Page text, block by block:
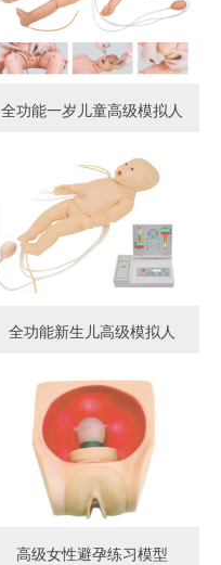
全功能一岁儿童高级模拟人
全功能新生儿高级模拟人
高级女性避孕练习模型